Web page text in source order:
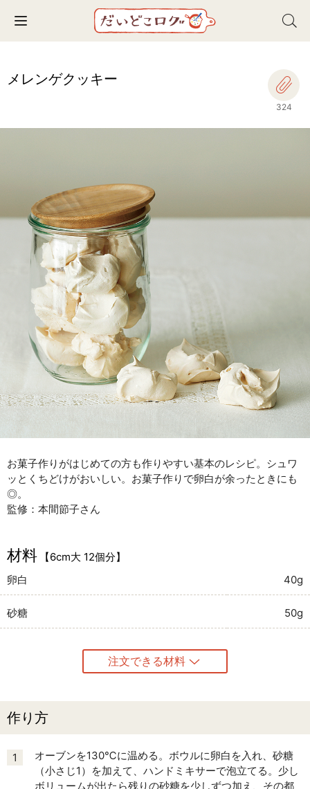
Toggle navigation
メレンゲクッキー
324
お菓子作りがはじめての方も作りやすい基本のレシピ。シュワ
ッとくちどけがおいしい。お菓子作りで卵白が余ったときにも
◎。
監修：本間節子さん
材料
【6cm大 12個分】
卵白
40g
砂糖 50g
注文できる材料
作り方
1
オーブンを130℃に温める。ボウルに卵白を入れ、砂糖
（小さじ1）を加えて、ハンドミキサーで泡立てる。少し
ボリュームが出たら残りの砂糖を少しずつ加え、その都